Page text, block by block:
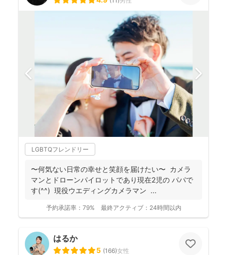
LGBTQフレンドリー
〜何気ない日常の幸せと笑顔を届けたい〜 カメラ
マンとドローンパイロットであり現在2児の パパで
す(^^) 現役ウエディングカメラマン ...
予約承諾率： 79% 最終アクティブ： 24時間以内
はるか
5 (166)女性